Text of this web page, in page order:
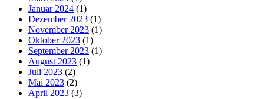
Januar 2024 (1)
Dezember 2023 (1)
November 2023 (1)
Oktober 2023 (1)
September 2023 (1)
August 2023 (1)
Juli 2023 (2)
Mai 2023 (2)
April 2023 (3)